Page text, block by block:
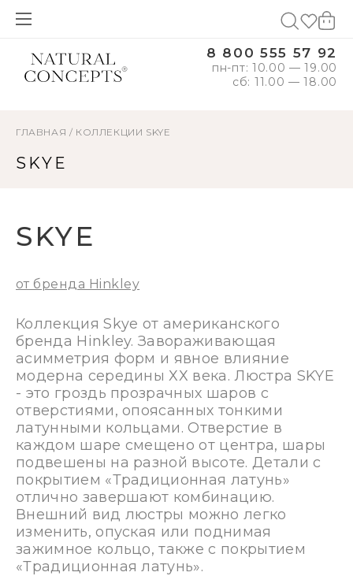
8 800 555 57 92
пн-пт: 10.00 — 19.00
сб: 11.00 — 18.00
ГЛАВНАЯ / КОЛЛЕКЦИИ SKYE
SKYE
SKYE
от бренда Hinkley
Коллекция Skye от американского
бренда Hinkley. Завораживающая
асимметрия форм и явное влияние
модерна середины ХХ века. Люстра SKYE
- это гроздь прозрачных шаров с
отверстиями, опоясанных тонкими
латунными кольцами. Отверстие в
каждом шаре смещено от центра, шары
подвешены на разной высоте. Детали с
покрытием «Традиционная латунь»
отлично завершают комбинацию.
Внешний вид люстры можно легко
изменить, опуская или поднимая
зажимное кольцо, также с покрытием
«Традиционная латунь».